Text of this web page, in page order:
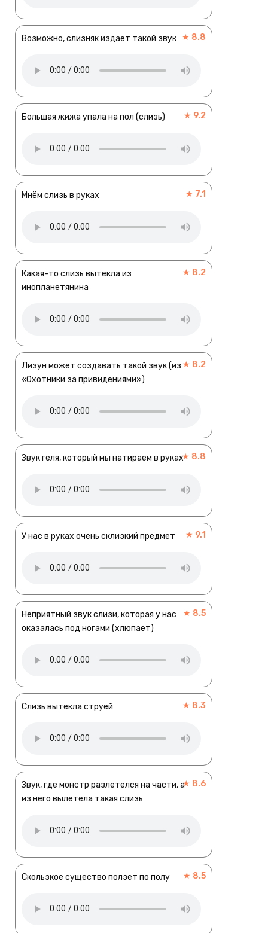
Возможно, слизняк издает такой звук ★ 8.8
Большая жижа упала на пол (слизь) ★ 9.2
Мнём слизь в руках ★ 7.1
Какая-то слизь вытекла из
инопланетянина
★ 8.2
Лизун может создавать такой звук (из
«Охотники за привидениями»)
★ 8.2
Звук геля, который мы натираем в руках★ 8.8
У нас в руках очень склизкий предмет ★ 9.1
Неприятный звук слизи, которая у нас
оказалась под ногами (хлюпает)
★ 8.5
Слизь вытекла струей ★ 8.3
Звук, где монстр разлетелся на части, а
из него вылетела такая слизь
★ 8.6
Скользкое существо ползет по полу ★ 8.5